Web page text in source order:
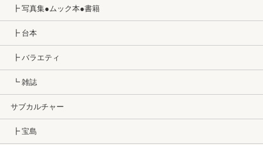
┣ 写真集●ムック本●書籍
┣ 台本
┣ バラエティ
┗ 雑誌
サブカルチャー
┣ 宝島